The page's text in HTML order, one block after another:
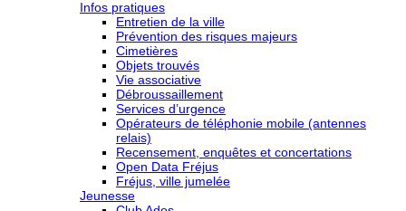
Infos pratiques
Entretien de la ville
Prévention des risques majeurs
Cimetières
Objets trouvés
Vie associative
Débroussaillement
Services d’urgence
Opérateurs de téléphonie mobile (antennes
relais)
Recensement, enquêtes et concertations
Open Data Fréjus
Fréjus, ville jumelée
Jeunesse